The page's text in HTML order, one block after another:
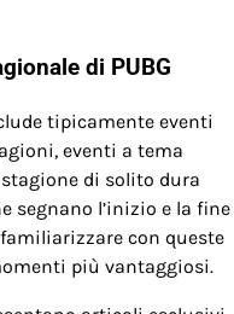
di PUBG
tipicamente eventi
eventi a tema
di solito dura
segnano l’inizio e la fine
con queste
più vantaggiosi.